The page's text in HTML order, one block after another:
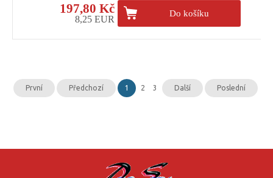
197,80 Kč
8,25 EUR
Do košíku
První Předchozí 1 2 3 Další Poslední